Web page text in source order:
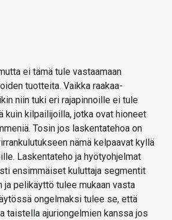
ei tämä tule vastaamaan
tuotteita. Vaikka raakaa-
niin tuki eri rajapinnoille ei tule
kuin kilpailijoilla, jotka ovat hioneet
Tosin jos laskentatehoa on
nämä kelpaavat kyllä
Laskentateho ja hyötyohjelmat
ensimmäiset kuluttaja segmentit
ja pelikäyttö tulee mukaan vasta
ongelmaksi tulee se, että
taistella ajuriongelmien kanssa jos